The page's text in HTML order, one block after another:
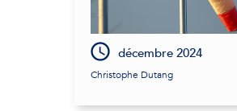
décembre 2024
Christophe Dutang